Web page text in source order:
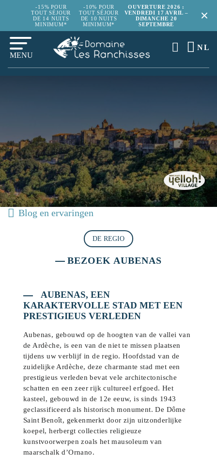
-15% POUR
TOUT SÉJOUR
DE 14 NUITS
MINIMUM*
-10% POUR
TOUT SÉJOUR
DE 10 NUITS
MINIMUM*
OUVERTURE 2026 :
VENDREDI 17 AVRIL –
DIMANCHE 20
SEPTEMBRE
MENU
NL
Blog en ervaringen
DE REGIO
BEZOEK AUBENAS
AUBENAS, EEN
KARAKTERVOLLE STAD MET EEN
PRESTIGIEUS VERLEDEN
Aubenas, gebouwd op de hoogten van de vallei van
de Ardèche, is een van de niet te missen plaatsen
tijdens uw verblijf in de regio. Hoofdstad van de
zuidelijke Ardèche, deze charmante stad met een
prestigieus verleden bevat vele architectonische
schatten en een zeer rijk cultureel erfgoed. Het
kasteel, gebouwd in de 12e eeuw, is sinds 1943
geclassificeerd als historisch monument. De Dôme
Saint Benoît, gekenmerkt door zijn uitzonderlijke
koepel, herbergt collecties religieuze
kunstvoorwerpen zoals het mausoleum van
maarschalk d’Ornano.